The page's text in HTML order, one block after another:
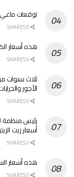
توقعات ماغي فرح للأبراج
هذه أسعار
ثلاث سنوات
الأجور
رئيس منظمة
أسعار زيت
هذه أسعار